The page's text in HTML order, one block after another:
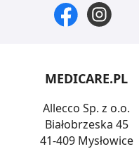
MEDICARE.PL
Allecco Sp. z o.o.
Białobrzeska 45
41-409 Mysłowice